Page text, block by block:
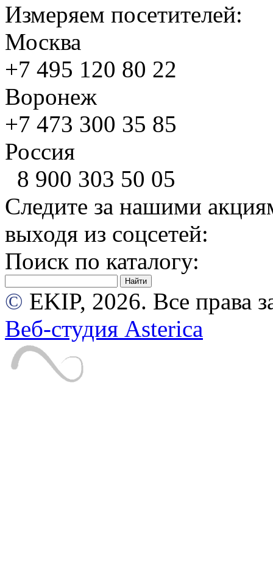
Измеряем посетителей:
Москва
+7 495 120 80 22
Воронеж
+7 473 300 35 85
Россия
8 900 303 50 05
Следите за нашими
выходя из соцсетей:
Поиск по каталогу:
© EKIP, 2026. Все права
Веб-студия Asterica